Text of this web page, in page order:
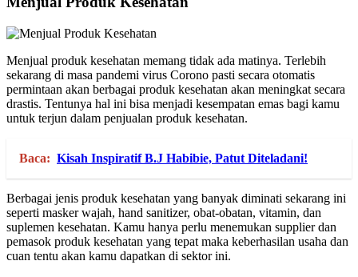
Menjual produk kesehatan memang tidak ada matinya. Terlebih
sekarang di masa pandemi virus Corono pasti secara otomatis
permintaan akan berbagai produk kesehatan akan meningkat secara
drastis. Tentunya hal ini bisa menjadi kesempatan emas bagi kamu
untuk terjun dalam penjualan produk kesehatan.
Baca: Kisah Inspiratif B.J Habibie, Patut Diteladani!
Berbagai jenis produk kesehatan yang banyak diminati sekarang ini
seperti masker wajah, hand sanitizer, obat-obatan, vitamin, dan
suplemen kesehatan. Kamu hanya perlu menemukan supplier dan
pemasok produk kesehatan yang tepat maka keberhasilan usaha dan
cuan tentu akan kamu dapatkan di sektor ini.